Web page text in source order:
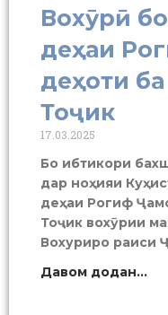
Вохӯрӣ
деҳаи
деҳоти
Тоҷик
17.03.2025
Бо ибтикори
дар ноҳияи
деҳаи Рогиф
Тоҷик вохӯрии
Вохуриро раиси
Давом додан...